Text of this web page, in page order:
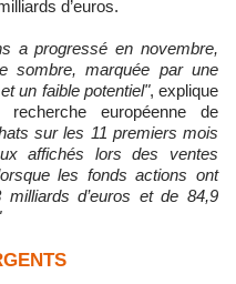
d’euros.
a progressé en novembre,
sombre, marquée par une
un faible potentiel", explique
européenne de
sur les 11 premiers mois
affichés lors des ventes
les fonds actions ont
d’euros et de 84,9